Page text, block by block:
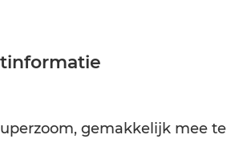
gemakkelijk mee te